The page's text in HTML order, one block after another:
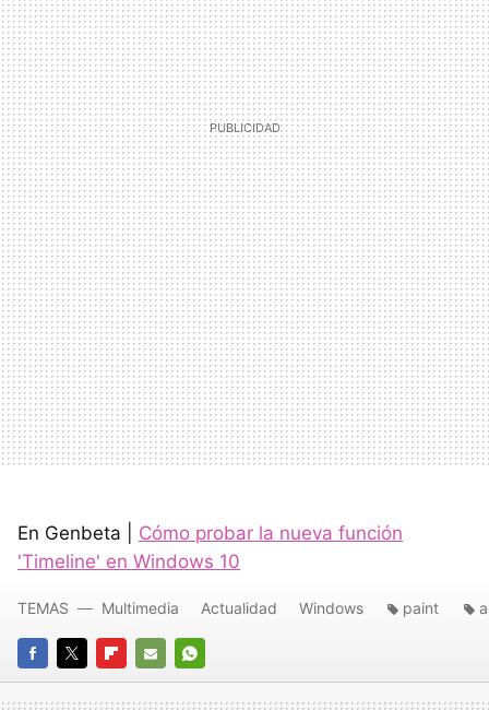
En Genbeta | Cómo probar la nueva función
'Timeline' en Windows 10
FACEBOOK
TWITTERFLIPBOARD
E-
WHATSAPP
TEMAS Multimedia Actualidad Windows paint